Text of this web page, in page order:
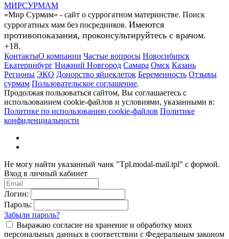
МИРСУРМАМ
«Мир Сурмам» - сайт о суррогатном материнстве. Поиск
суррогатных мам без посредников. Имеются
противопоказания, проконсультируйтесь с врачом.
+18.
КонтактыО компании Частые вопросы Новосибирск
Екатеринбург Нижний Новгород Самара Омск Казань
Регионы ЭКО Донорство яйцеклеток Беременность Отзывы
сурмам Пользовательское соглашение.
Продолжая пользоваться сайтом, Вы соглашаетесь с
использованием cookie-файлов и условиями, указанными в:
Политике по использованию cookie-файлов Политике
конфиденциальности
Не могу найти указанный чанк "Tpl.modal-mail.tpl" с формой.
Вход в личный кабинет
Логин:
Пароль:
Забыли пароль?
Выражаю согласие на хранение и обработку моих
персональных данных в соответствии с Федеральным законом